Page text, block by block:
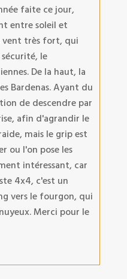
faite ce jour,
entre soleil et
vent très fort, qui
le
De la haut, la
Bardenas. Ayant du
de descendre par
afin d'agrandir le
mais le grip est
ou l'on pose les
intéressant, car
4x4, c'est un
vers le fourgon, qui
Merci pour le